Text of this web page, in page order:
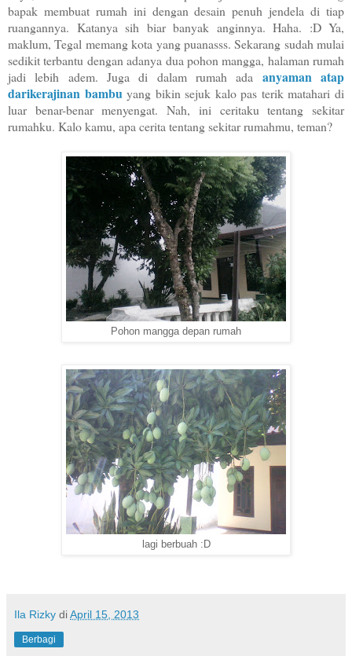
bapak membuat rumah ini dengan desain penuh jendela di tiap
ruangannya. Katanya sih biar banyak anginnya. Haha. :D Ya,
maklum, Tegal memangkota yang puanasss. Sekarang sudah mulai
sedikit terbantu dengan adanya dua pohon mangga, halaman rumah
jadi lebih adem. Juga di dalam rumah ada anyaman atap
darikerajinan bambuyang bikin sejuk kalo pas terik matahari di
luar benar-benar menyengat. Nah, ini ceritaku tentang sekitar
rumahku. Kalo kamu, apa cerita tentang sekitar rumahmu, teman?
Pohon mangga depan rumah
lagi berbuah :D
Ila Rizky diApril 15, 2013
Berbagi